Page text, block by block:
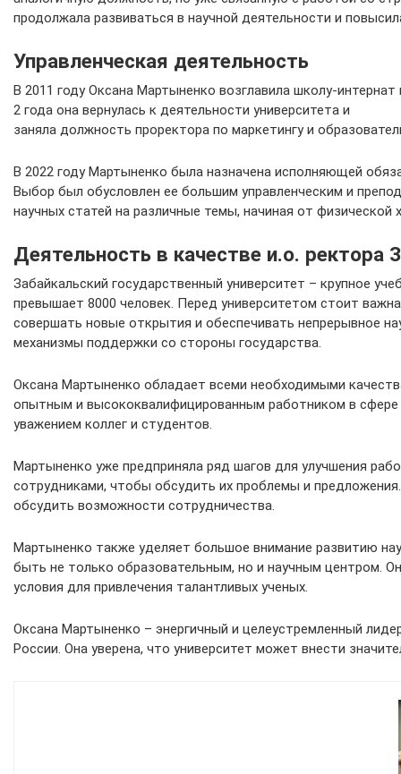
продолжала развиваться в научной деятельности и
Управленческая деятельность
В 2011 году Оксана Мартыненко возглавила школу-
2 года она вернулась к деятельности университета и
заняла должность проректора по маркетингу и
В 2022 году Мартыненко была назначена исполняющей
Выбор был обусловлен ее большим управленческим и
научных статей на различные темы, начиная от
Деятельность в качестве и.о. ректора
Забайкальский государственный университет – крупное
превышает 8000 человек. Перед университетом стоит
совершать новые открытия и обеспечивать непрерывное
механизмы поддержки со стороны государства.
Оксана Мартыненко обладает всеми необходимыми
опытным и высококвалифицированным работником в сфере
уважением коллег и студентов.
Мартыненко уже предприняла ряд шагов для улучшения
сотрудниками, чтобы обсудить их проблемы и
обсудить возможности сотрудничества.
Мартыненко также уделяет большое внимание развитию
быть не только образовательным, но и научным центром.
условия для привлечения талантливых ученых.
Оксана Мартыненко – энергичный и целеустремленный
России. Она уверена, что университет может внести